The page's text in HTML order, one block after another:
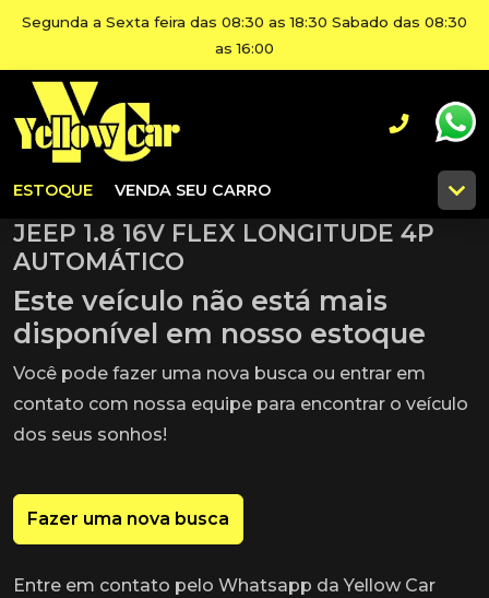
Segunda a Sexta feira das 08:30 as 18:30 Sabado das 08:30
as 16:00
ESTOQUE VENDA SEU CARRO
JEEP 1.8 16V FLEX LONGITUDE 4P
AUTOMÁTICO
Este veículo não está mais
disponível em nosso estoque
Você pode fazer uma nova busca ou entrar em
contato com nossa equipe para encontrar o veículo
dos seus sonhos!
Fazer uma nova busca
Entre em contato pelo Whatsapp da Yellow Car